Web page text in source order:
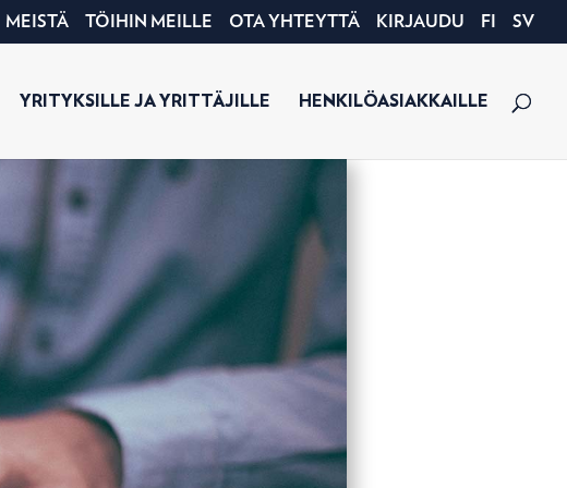
MEISTÄ TÖIHIN MEILLE OTA YHTEYTTÄ KIRJAUDU FI SV
YRITYKSILLE JA YRITTÄJILLE HENKILÖASIAKKAILLE